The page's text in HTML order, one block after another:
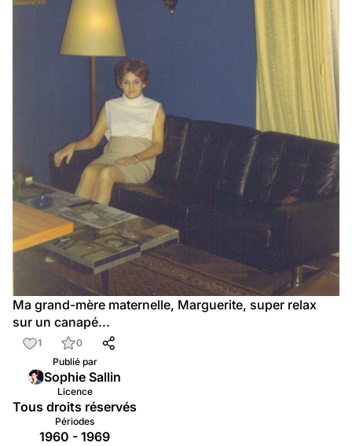
Ma grand-mère maternelle, Marguerite, super relax
sur un canapé...
1
0
Publié par
Sophie Sallin
Licence
Tous droits réservés
Périodes
1960 - 1969